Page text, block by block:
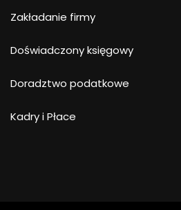
Zakładanie firmy
Doświadczony księgowy
Doradztwo podatkowe
Kadry i Płace